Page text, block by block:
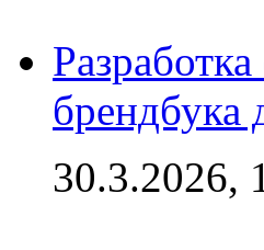
брендбука
30.3.2026,